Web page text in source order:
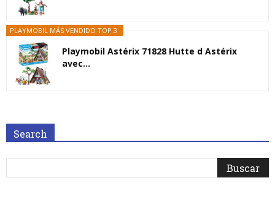
PLAYMOBIL MÁS VENDIDO TOP 3
Playmobil Astérix 71828 Hutte d Astérix
avec...
Search